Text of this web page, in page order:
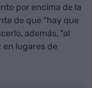
por encima de la
de que "hay que
además, "al
en lugares de